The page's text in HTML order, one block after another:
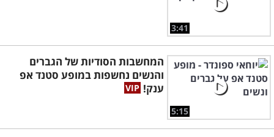
3:41
5:15
המחשבות הסודיות של הגברים
והנשים נחשפות במופע סטנד אפ
ענק!